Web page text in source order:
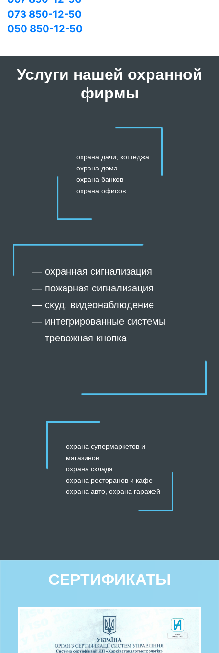
073 850-12-50
050 850-12-50
Услуги нашей охранной
фирмы
охрана дачи, коттеджа
охрана дома
охрана банков
охрана офисов
— охранная сигнализация
— пожарная сигнализация
—скуд, видеонаблюдение
— интегрированные системы
— тревожная кнопка
охрана супермаркетов и
магазинов
охрана склада
охрана ресторанов и кафе
охрана авто, охрана гаражей
СЕРТИФИКАТЫ